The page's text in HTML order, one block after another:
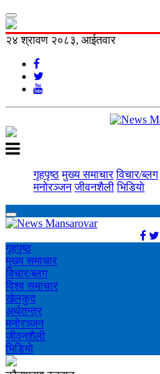
२४ श्रावण २०८३, आईतवार
गृहपृष्ठ मुख्य समाचार विचार/ब्लग
मनोरञ्‍जन जीवनशैली भिडियाे
गृहपृष्ठ
मुख्य समाचार
विचार/ब्लग
विश्व समाचार
खेलकुद
अर्थतन्त्र
मनोरञ्‍जन
जीवनशैली
भिडियाे